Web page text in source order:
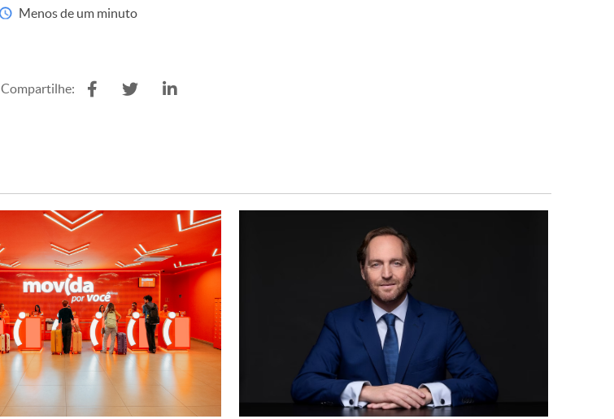
Menos de um minuto
Compartilhe: